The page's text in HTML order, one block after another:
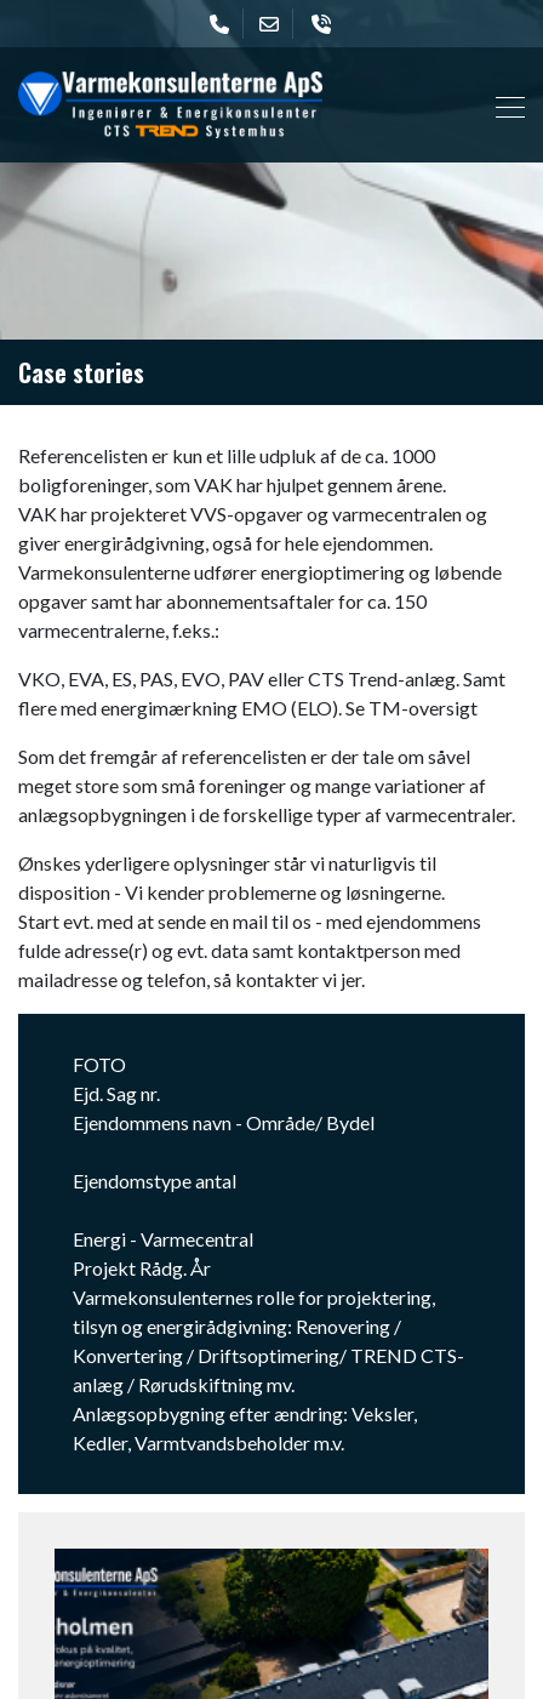
til
hovedindhold
Case stories
Referencelisten er kun et lille udpluk af de ca. 1000
boligforeninger, som VAK har hjulpet gennem årene.
VAK har projekteret VVS-opgaver og varmecentralen og
giver energirådgivning, også for hele ejendommen.
Varmekonsulenterne udfører energioptimering og løbende
opgaver samt har abonnementsaftaler for ca. 150
varmecentralerne, f.eks.:
VKO, EVA, ES, PAS, EVO, PAV eller CTS Trend-anlæg. Samt
flere med energimærkning EMO (ELO). Se TM-oversigt
Som det fremgår af referencelisten er der tale om såvel
meget store som små foreninger og mange variationer af
anlægsopbygningen i de forskellige typer af varmecentraler.
Ønskes yderligere oplysninger står vi naturligvis til
disposition - Vi kender problemerne og løsningerne.
Start evt. med at sende en mail til os - med ejendommens
fulde adresse(r) og evt. data samt kontaktperson med
mailadresse og telefon, så kontakter vi jer.
FOTO
Ejd. Sag​ nr.
Ejendommens navn - Område/ Bydel​
Ejendomstype antal
Energi - Varmecentral​
Projekt​ Rådg.​​ År​
Varmekonsulenternes rolle for projektering,
tilsyn og energirådgivning: Renovering /
Konvertering / Driftsoptimering/ TREND CTS-
anlæg / Rørudskiftning mv.
Anlægsopbygning efter ændring: Veksler,
Kedler, Varmtvandsbeholder m.v.​